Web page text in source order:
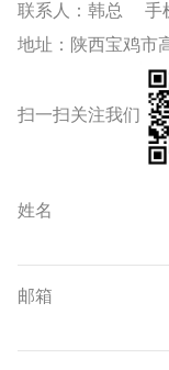
联系人：韩总 手
地址：陕西宝鸡市
扫一扫关注我们
姓名
邮箱